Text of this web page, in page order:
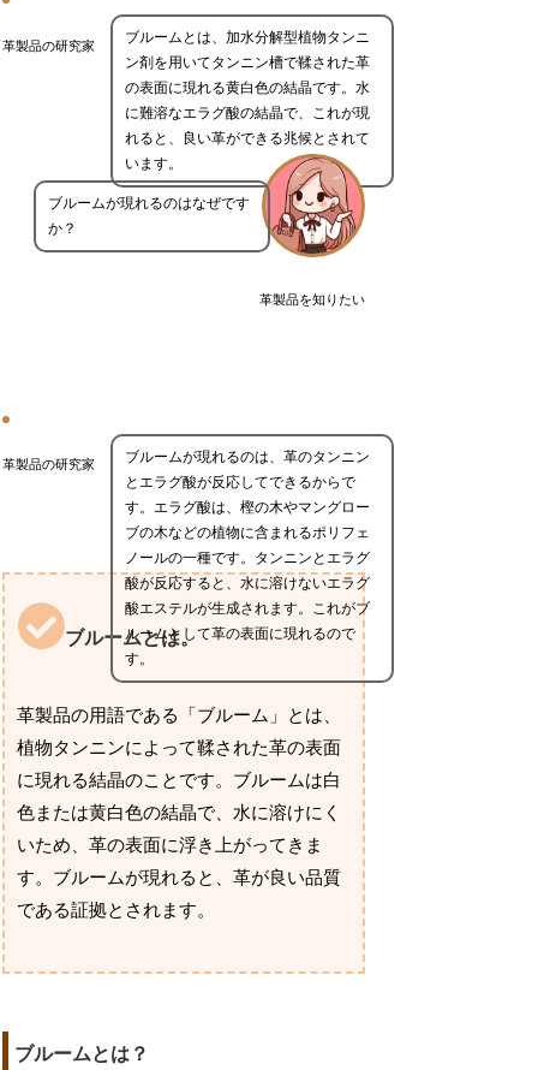
革製品の研究家
ブルームとは、加水分解型植物タンニ
ン剤を用いてタンニン槽で鞣された革
の表面に現れる黄白色の結晶です。水
に難溶なエラグ酸の結晶で、これが現
れると、良い革ができる兆候とされて
います。
革製品を知りたい
ブルームが現れるのはなぜです
か？
革製品の研究家
ブルームが現れるのは、革のタンニン
とエラグ酸が反応してできるからで
す。エラグ酸は、樫の木やマングロー
ブの木などの植物に含まれるポリフェ
ノールの一種です。タンニンとエラグ
酸が反応すると、水に溶けないエラグ
酸エステルが生成されます。これがブ
ルームとして革の表面に現れるので
す。
ブルームとは。
革製品の用語である「ブルーム」とは、
植物タンニンによって鞣された革の表面
に現れる結晶のことです。ブルームは白
色または黄白色の結晶で、水に溶けにく
いため、革の表面に浮き上がってきま
す。ブルームが現れると、革が良い品質
である証拠とされます。
ブルームとは？